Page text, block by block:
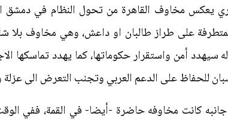
يعكس مخاوف القاهرة من تحول النظام في دمشق
على طراز طالبان او داعش، وهي مخاوف بلا شك
أمن واستقرار حكوماتها، كما يهدد تماسكها
للحفاظ على الدعم العربي وتجنب التعرض الى عزلة
جانبه كانت مخاوفه حاضرة -أيضا- في القمة، ففي